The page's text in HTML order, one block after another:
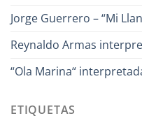
Jorge Guerrero – “Mi
Reynaldo Armas
“Ola Marina“
ETIQUETAS